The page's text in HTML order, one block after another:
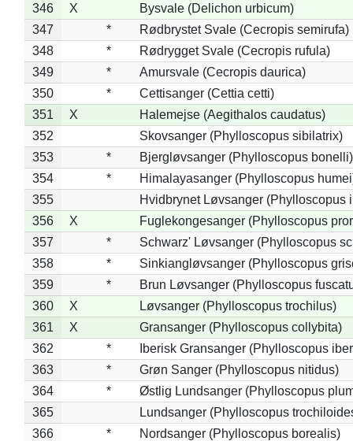
346
X
Bysvale (Delichon urbicum)
347
*
Rødbrystet Svale (Cecropis semirufa)
348
*
Rødrygget Svale (Cecropis rufula)
349
*
Amursvale (Cecropis daurica)
350
*
Cettisanger (Cettia cetti)
351
X
Halemejse (Aegithalos caudatus)
352
Skovsanger (Phylloscopus sibilatrix)
353
*
Bjergløvsanger (Phylloscopus bonelli)
354
*
Himalayasanger (Phylloscopus
355
Hvidbrynet Løvsanger (Phylloscopus
356
X
Fuglekongesanger (Phylloscopus
357
*
Schwarz' Løvsanger (Phylloscopus
358
*
Sinkiangløvsanger (Phylloscopus
359
*
Brun Løvsanger (Phylloscopus
360
X
Løvsanger (Phylloscopus trochilus)
361
X
Gransanger (Phylloscopus collybita)
362
*
Iberisk Gransanger (Phylloscopus
363
*
Grøn Sanger (Phylloscopus nitidus)
364
*
Østlig Lundsanger (Phylloscopus
365
Lundsanger (Phylloscopus
366
* Nordsanger (Phylloscopus borealis)